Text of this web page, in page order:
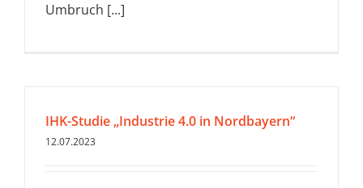
Umbruch [...]
IHK-Studie „Industrie 4.0 in Nordbayern“
12.07.2023